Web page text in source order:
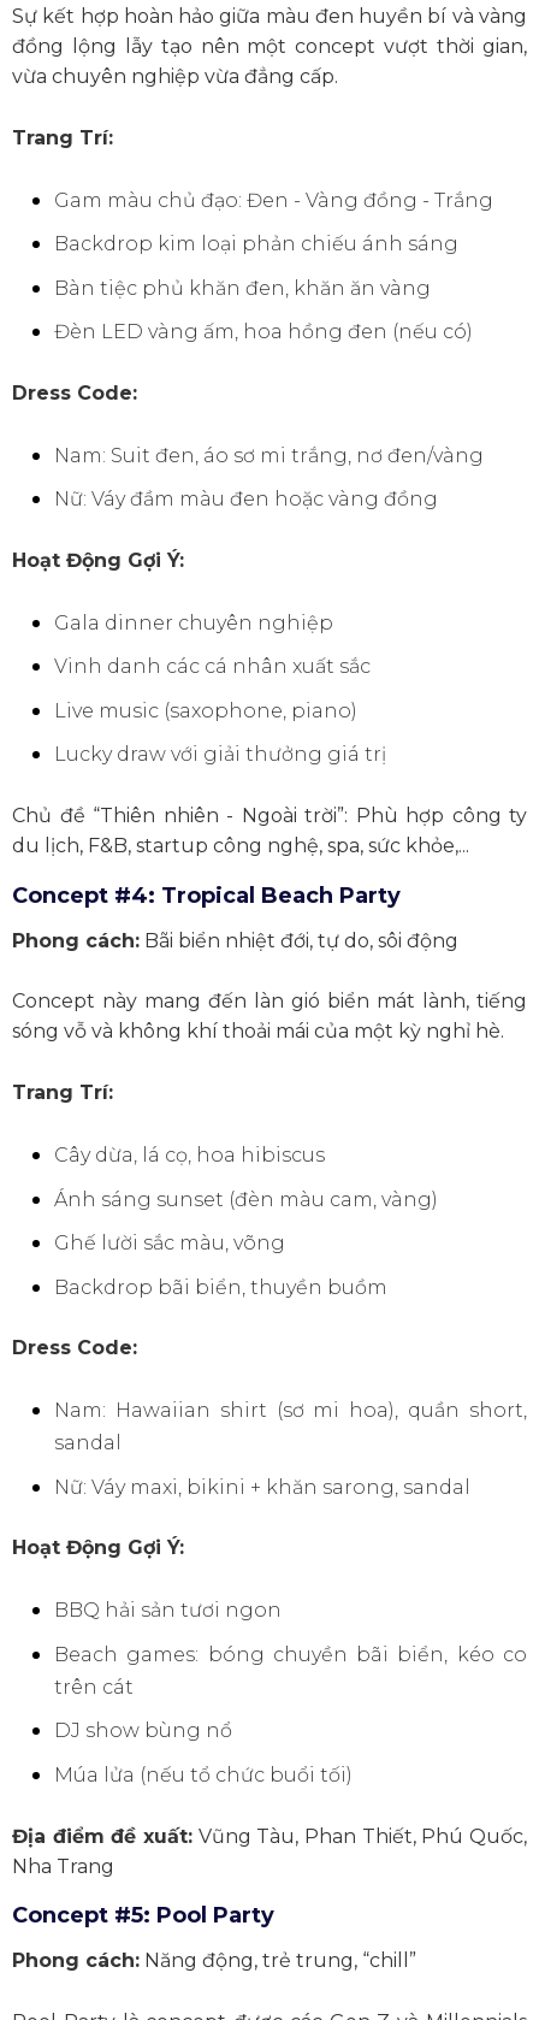
Sự kết hợp hoàn hảo giữa màu đen huyền bí và vàng
đồng lộng lẫy tạo nên một concept vượt thời gian,
vừa chuyên nghiệp vừa đẳng cấp.
Trang Trí:
Gam màu chủ đạo: Đen - Vàng đồng - Trắng
Backdrop kim loại phản chiếu ánh sáng
Bàn tiệc phủ khăn đen, khăn ăn vàng
Đèn LED vàng ấm, hoa hồng đen (nếu có)
Dress Code:
Nam: Suit đen, áo sơ mi trắng, nơ đen/vàng
Nữ: Váy đầm màu đen hoặc vàng đồng
Hoạt Động Gợi Ý:
Gala dinner chuyên nghiệp
Vinh danh các cá nhân xuất sắc
Live music (saxophone, piano)
Lucky draw với giải thưởng giá trị
Chủ đề “Thiên nhiên - Ngoài trời”: Phù hợp công ty
du lịch, F&B, startup công nghệ, spa, sức khỏe,...
Concept #4: Tropical Beach Party
Phong cách: Bãi biển nhiệt đới, tự do, sôi động
Concept này mang đến làn gió biển mát lành, tiếng
sóng vỗ và không khí thoải mái của một kỳ nghỉ hè.
Trang Trí:
Cây dừa, lá cọ, hoa hibiscus
Ánh sáng sunset (đèn màu cam, vàng)
Ghế lười sắc màu, võng
Backdrop bãi biển, thuyền buồm
Dress Code:
Nam: Hawaiian shirt (sơ mi hoa), quần short,
sandal
Nữ: Váy maxi, bikini + khăn sarong, sandal
Hoạt Động Gợi Ý:
BBQ hải sản tươi ngon
Beach games: bóng chuyền bãi biển, kéo co
trên cát
DJ show bùng nổ
Múa lửa (nếu tổ chức buổi tối)
Địa điểm đề xuất: Vũng Tàu, Phan Thiết, Phú Quốc,
Nha Trang
Concept #5: Pool Party
Phong cách: Năng động, trẻ trung, “chill”